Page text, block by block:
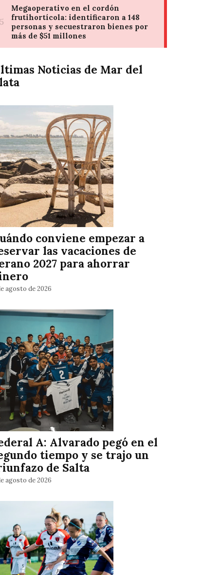
Noticias de Mar del
conviene empezar a
las vacaciones de
2027 para ahorrar
agosto de 2026
A: Alvarado pegó en el
tiempo y se trajo un
de Salta
agosto de 2026